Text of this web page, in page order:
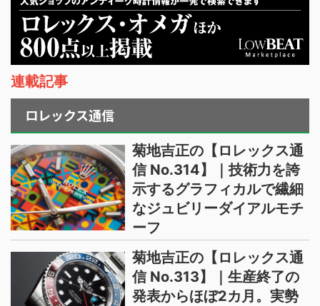
連載記事
ロレックス通信
菊地吉正の【ロレックス通
信 No.314】｜技術力を誇
示するグラフィカルで繊細
なジュビリーダイアルモチ
ーフ
菊地吉正の【ロレックス通
信 No.313】｜生産終了の
発表からほぼ2カ月。実勢